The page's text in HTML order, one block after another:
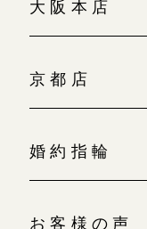
大阪本店
京都店
婚約指輪
お客様の声